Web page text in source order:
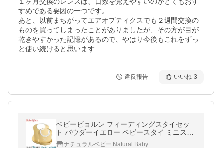
すめである要因の一つです。
あと、以前まちがってエアオプティクスでも２週間交換の
ものを買ってしまったことがありましたが、その方が目が
乾きやすかった記憶があるので、やはり今後もこれをずっ
と使い続けると思います
違反報告 いいね 3
ベビービョルン フィーディングスタイセッ
ト パウダーイエロー ベビースタイ ミニスタ
イ よだれかけ ビブ スタイ BabyBjorn
ナチュラルベビー Natural Baby